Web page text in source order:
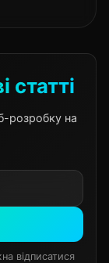
статті
розробку на
відписатися